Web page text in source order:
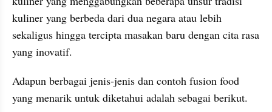
kuliner yang berbeda dari dua negara atau lebih
sekaligus hingga tercipta masakan baru dengan cita rasa
yang inovatif.
Adapun berbagai jenis-jenis dan contoh fusion food
yang menarik untuk diketahui adalah sebagai berikut.